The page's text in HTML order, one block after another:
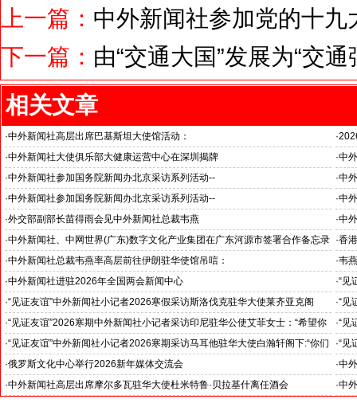
上一篇： 中外新闻社参加党的十
下一篇： 由“交通大国”发展为“交通
相关文章
·中外新闻社高层出席巴基斯坦大使馆活动：
医药、保健和生物科技职业技术教育与培训专题研讨会
·
国
·中外新闻社大使俱乐部大健康运营中心在深圳揭牌 ·中
推
·中外新闻社参加国务院新闻办北京采访系列活动--
“科技创新和产业创新”中外记者见面会
·中
见
·中外新闻社参加国务院新闻办北京采访系列活动--
小米汽车超越国际品牌
·中
北
·外交部副部长苗得雨会见中外新闻社总裁韦燕 ·中
证
·中外新闻社、中网世界(广东)数字文化产业集团在广东河源市签署合作备忘录 ·香
·中外新闻社总裁韦燕率高层前往伊朗驻华使馆吊唁：
对哈梅内伊最高领袖遇难表示沉痛哀悼
·韦
·中外新闻社进驻2026年全国两会新闻中心 ·“见
斯
官)”
·“见证友谊”中外新闻社小记者2026寒假采访斯洛伐克驻华大使莱齐亚克阁
下：“希望斯中两国青少年成为推动中斯关系开启新篇章”
·“见
十
·“见证友谊”2026寒期中外新闻社小记者采访印尼驻华公使艾菲女士：“希望你
们将来成为印尼和中国文化交流的使者”
·“见
奥
·“见证友谊”中外新闻社小记者2026寒期采访马耳他驻华大使白瀚轩阁下:“你们
就是中国未来的新闻发言人”
·“见
罗斯
·俄罗斯文化中心举行2026新年媒体交流会 ·中
·中外新闻社高层出席摩尔多瓦驻华大使杜米特鲁·贝拉基什离任酒会 ·中